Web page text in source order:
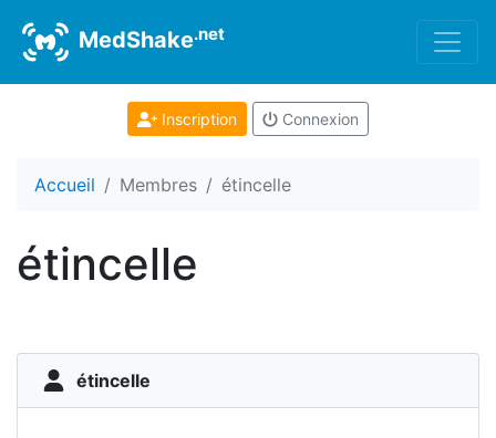
MedShake.net
Inscription Connexion
Accueil Membres étincelle
étincelle
étincelle